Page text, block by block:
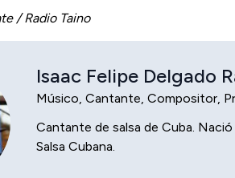
/ Radio Taino
Isaac Felipe Delgado
Músico, Cantante, Compositor,
Cantante de salsa de Cuba.
Salsa Cubana.